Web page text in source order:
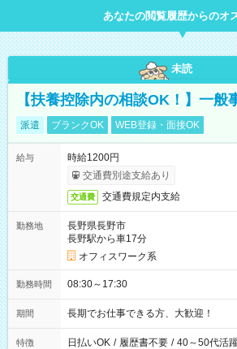
あなたの閲覧履歴からのオ
未読
【扶養控除内の相談OK！】一般
派遣 ブランクOK WEB登録・面接OK
給与
時給1200円
交通費別途支給あり
交通費 交通費規定内支給
勤務地
長野県長野市
長野駅から車17分
オフィスワーク系
勤務時間 08:30～17:30
期間 長期でお仕事できる方、大歓迎！
特徴 日払いOK / 履歴書不要 / 40～50代活